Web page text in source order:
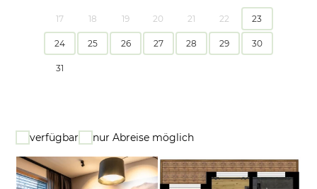
17 18 19 20 21 22 23
24 25 26 27 28 29 30
31
verfügbar nur Abreise möglich